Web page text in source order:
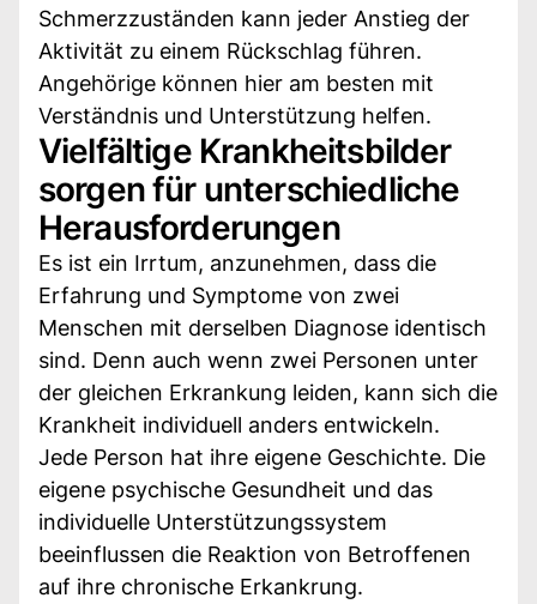
Schmerzzuständen kann jeder Anstieg der
Aktivität zu einem Rückschlag führen.
Angehörige können hier am besten mit
Verständnis und Unterstützung helfen.
Vielfältige Krankheitsbilder
sorgen für unterschiedliche
Herausforderungen
Es ist ein Irrtum, anzunehmen, dass die
Erfahrung und Symptome von zwei
Menschen mit derselben Diagnose identisch
sind. Denn auch wenn zwei Personen unter
der gleichen Erkrankung leiden, kann sich die
Krankheit individuell anders entwickeln.
Jede Person hat ihre eigene Geschichte. Die
eigene psychische Gesundheit und das
individuelle Unterstützungssystem
beeinflussen die Reaktion von Betroffenen
auf ihre chronische Erkankrung.